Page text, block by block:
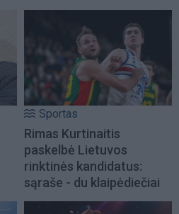
Sportas
Rimas Kurtinaitis
paskelbė Lietuvos
rinktinės kandidatus:
sąraše - du klaipėdiečiai